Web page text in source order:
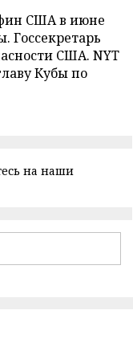
США в июне
Госсекретарь
США. NYT
Кубы по
на наши